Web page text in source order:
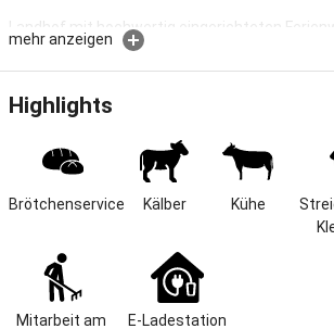
Landhof mit hochwertig eingerichteten
Lage und traumhaftem Panoramablick ins
Oberallgäuer Berge.
Die vier großen, hellen Wohnungen bieten Platz
Personen und strahlen durch die freundliche
Gemütlichkeit aus.
Je nachdem verfügen sie über einen
sowie über 2, 3 oder 4 Schlafräume und je ein
In den Räumen befindet sich eine
kostenfreies WLAN. Die vollausgestatteten
lassen keine Wünsche offen.
mehr anzeigen
Highlights
Brötchenservice Kälber Kühe
Mitarbeit am
E-Ladestation